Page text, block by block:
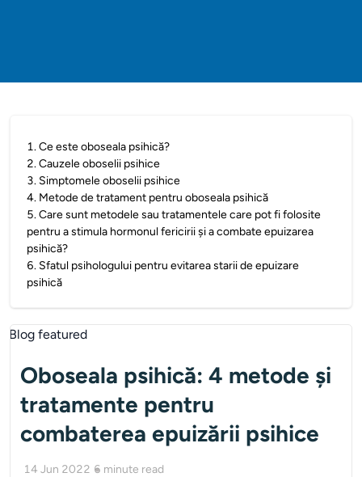
1.Ce este oboseala psihică?
2.Cauzele oboselii psihice
3. Simptomele oboselii psihice
4. Metode de tratament pentru oboseala psihică
5.Care sunt metodele sau tratamentele care pot fi folosite
pentru a stimula hormonul fericirii și a combate epuizarea
psihică?
6. Sfatul psihologului pentru evitarea starii de epuizare
psihică
Oboseala psihică: 4 metode și
tratamente pentru
combaterea epuizării psihice
14 Jun 2022 6 minute read